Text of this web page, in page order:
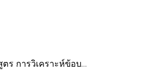
หลักสูตร การวิเคราะห์ข้อบกพร่องและผลกระทบ FMEA: Failure Mode & Effect Analysis (New Version) AIAG–VDA 1st Edition